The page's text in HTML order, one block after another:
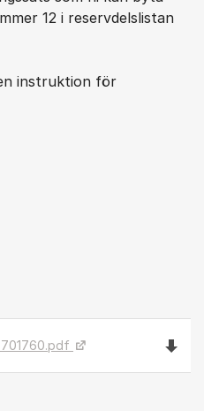
12 i reservdelslistan
instruktion för